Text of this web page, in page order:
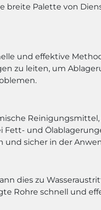
breite Palette von
und effektive
zu leiten, um
Fett- und
sicher in der
dies zu
Rohre schnell und